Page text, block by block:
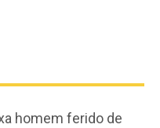
homem ferido de